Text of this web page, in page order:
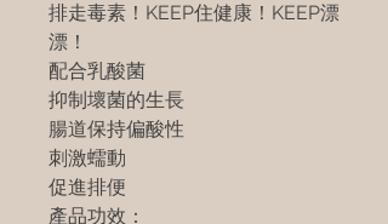
排走毒素！KEEP住健康！KEEP漂
漂！
配合乳酸菌
抑制壞菌的生長
腸道保持偏酸性
刺激蠕動
促進排便
產品功效：